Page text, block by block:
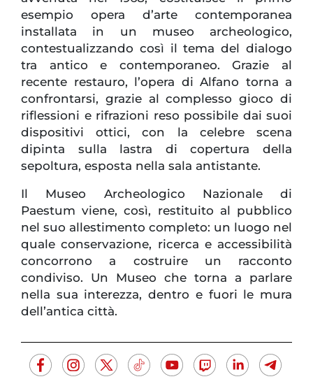
esempio opera d’arte contemporanea
installata in un museo archeologico,
contestualizzando così il tema del dialogo
tra antico e contemporaneo. Grazie al
recente restauro, l’opera di Alfano torna a
confrontarsi, grazie al complesso gioco di
riflessioni e rifrazioni reso possibile dai suoi
dispositivi ottici, con la celebre scena
dipinta sulla lastra di copertura della
sepoltura, esposta nella sala antistante.
Il Museo Archeologico Nazionale di
Paestum viene, così, restituito al pubblico
nel suo allestimento completo: un luogo nel
quale conservazione, ricerca e accessibilità
concorrono a costruire un racconto
condiviso. Un Museo che torna a parlare
nella sua interezza, dentro e fuori le mura
dell’antica città.